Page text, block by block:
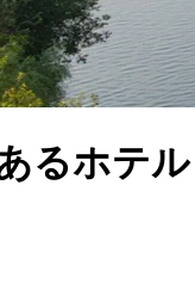
るホテル